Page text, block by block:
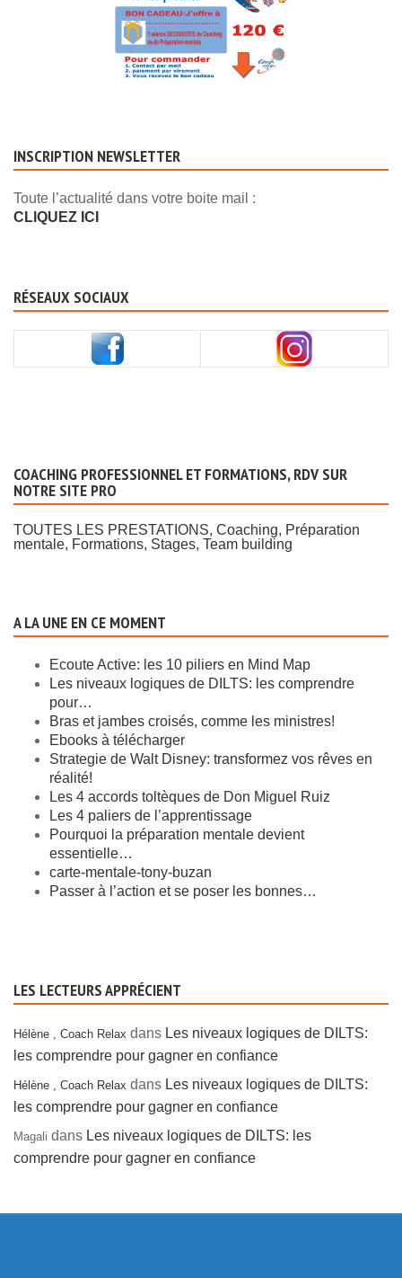
INSCRIPTION NEWSLETTER
Toute l’actualité dans votre boite mail :
CLIQUEZ ICI
RÉSEAUX SOCIAUX
COACHING PROFESSIONNEL ET FORMATIONS, RDV SUR
NOTRE SITE PRO
TOUTES LES PRESTATIONS, Coaching, Préparation
mentale, Formations, Stages, Team building
A LA UNE EN CE MOMENT
Ecoute Active: les 10 piliers en Mind Map
Les niveaux logiques de DILTS: les comprendre
pour…
Bras et jambes croisés, comme les ministres!
Ebooks à télécharger
Strategie de Walt Disney: transformez vos rêves en
réalité!
Les 4 accords toltèques de Don Miguel Ruiz
Les 4 paliers de l’apprentissage
Pourquoi la préparation mentale devient
essentielle…
carte-mentale-tony-buzan
Passer à l’action et se poser les bonnes…
LES LECTEURS APPRÉCIENT
Hélène , Coach Relax dans Les niveaux logiques de DILTS:
les comprendre pour gagner en confiance
Hélène , Coach Relax dans Les niveaux logiques de DILTS:
les comprendre pour gagner en confiance
Magali dans Les niveaux logiques de DILTS: les
comprendre pour gagner en confiance